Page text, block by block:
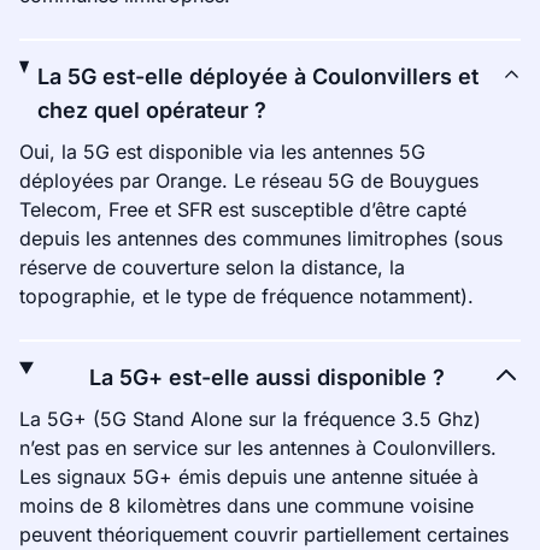
La 5G est-elle déployée à Coulonvillers et
chez quel opérateur ?
Oui, la 5G est disponible via les antennes 5G
déployées par Orange. Le réseau 5G de Bouygues
Telecom, Free et SFR est susceptible d’être capté
depuis les antennes des communes limitrophes (sous
réserve de couverture selon la distance, la
topographie, et le type de fréquence notamment).
La 5G+ est-elle aussi disponible ?
La 5G+ (5G Stand Alone sur la fréquence 3.5 Ghz)
n’est pas en service sur les antennes à Coulonvillers.
Les signaux 5G+ émis depuis une antenne située à
moins de 8 kilomètres dans une commune voisine
peuvent théoriquement couvrir partiellement certaines